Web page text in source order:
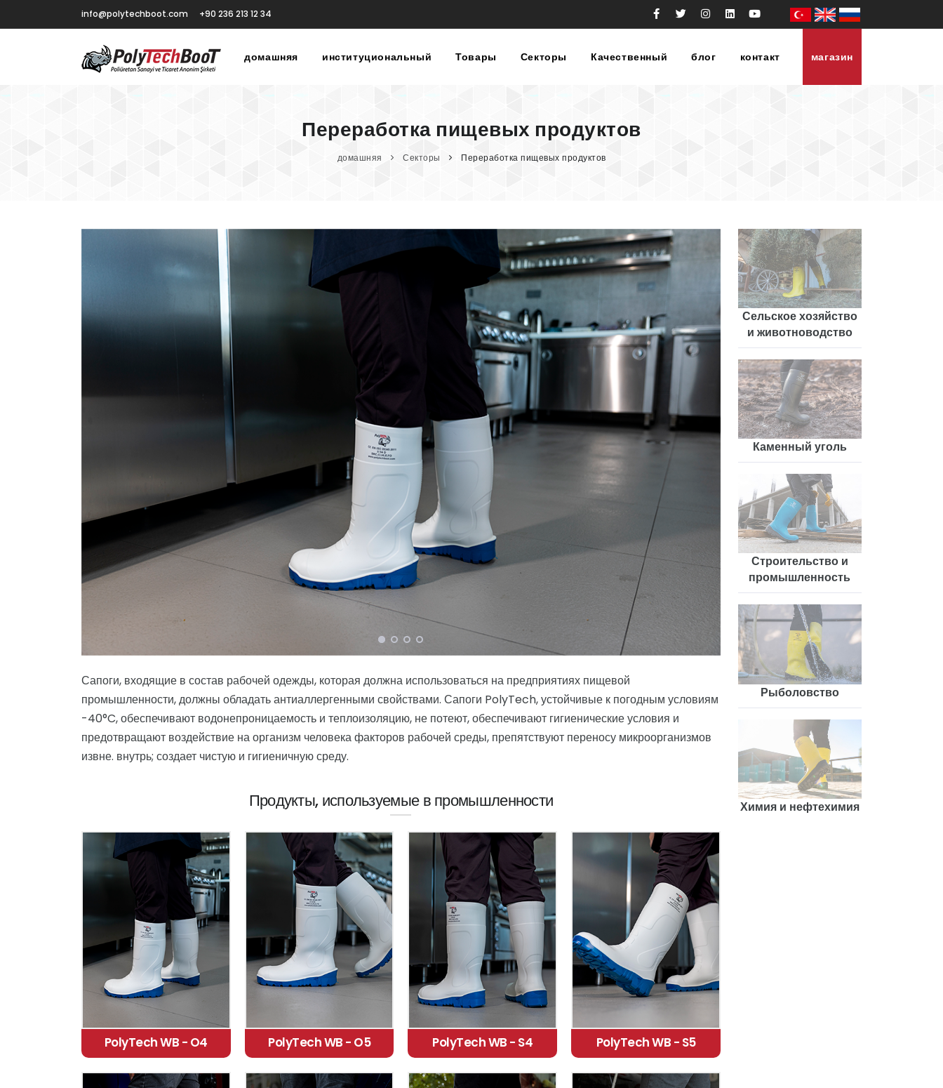
info@polytechboot.com +90 236 213 12 34
домашняя институциональный Товары Секторы Качественный блог контакт магазин
Переработка пищевых продуктов
домашняя Секторы Переработка пищевых продуктов
Сапоги, входящие в состав рабочей одежды, которая должна использоваться на предприятиях пищевой
промышленности, должны обладать антиаллергенными свойствами. Сапоги PolyTech, устойчивые к погодным условиям
-40°C, обеспечивают водонепроницаемость и теплоизоляцию, не потеют, обеспечивают гигиенические условия и
предотвращают воздействие на организм человека факторов рабочей среды, препятствуют переносу микроорганизмов
извне. внутрь; создает чистую и гигиеничную среду.
Продукты, используемые в промышленности
PolyTech WB - O4 PolyTech WB - O5 PolyTech WB - S4 PolyTech WB - S5
Сельское хозяйство
и животноводство
Каменный уголь
Строительство и
промышленность
Рыболовство
Химия и нефтехимия